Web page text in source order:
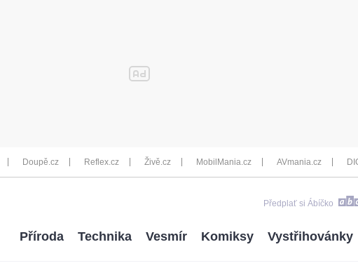
Doupě.cz Reflex.cz Živě.cz MobilMania.cz AVmania.cz
Předplať si Ábíčko
Příroda Technika Vesmír Komiksy Vystřihovánky